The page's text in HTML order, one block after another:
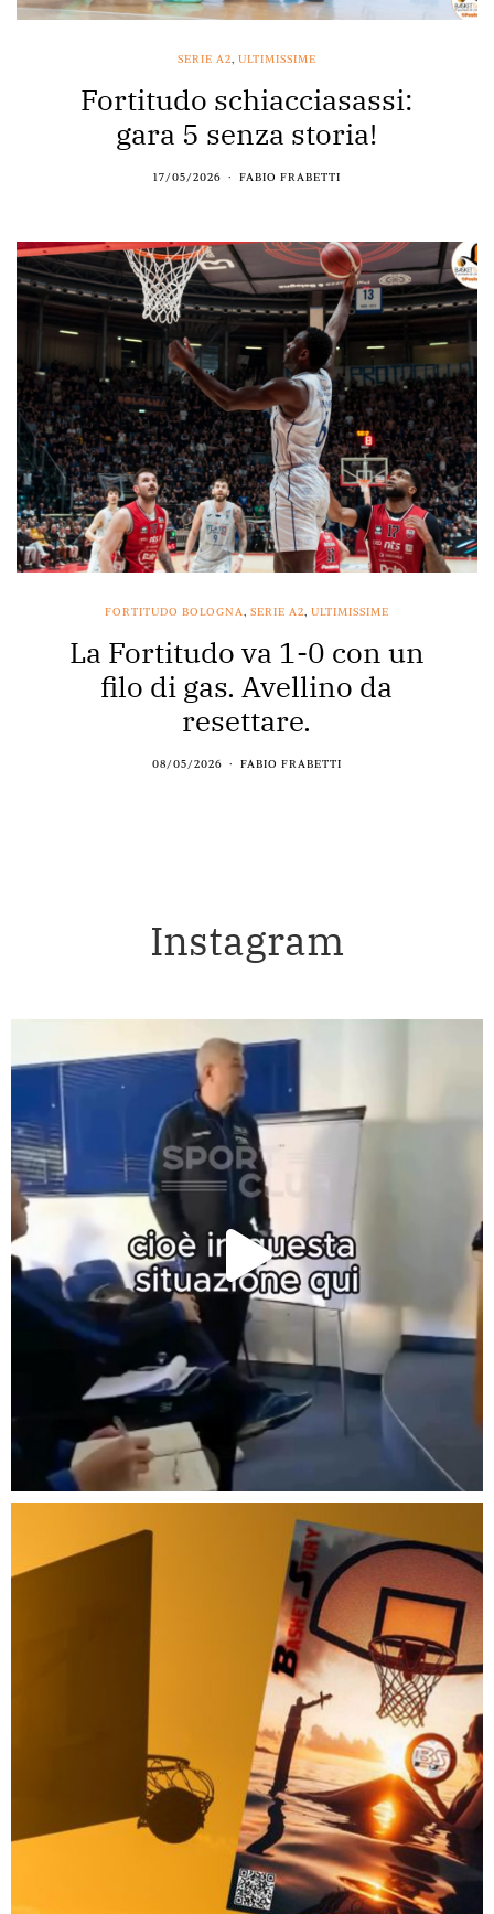
SERIE A2, ULTIMISSIME
Fortitudo schiacciasassi:
gara 5 senza storia!
17/05/2026 FABIO FRABETTI
FORTITUDO BOLOGNA, SERIE A2, ULTIMISSIME
La Fortitudo va 1-0 con un
filo di gas. Avellino da
resettare.
08/05/2026 FABIO FRABETTI
Instagram